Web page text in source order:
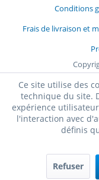
Conditions
Frais de livraison et
Ce site utilise des
technique du site.
expérience
l'interaction avec
définis
Refuser